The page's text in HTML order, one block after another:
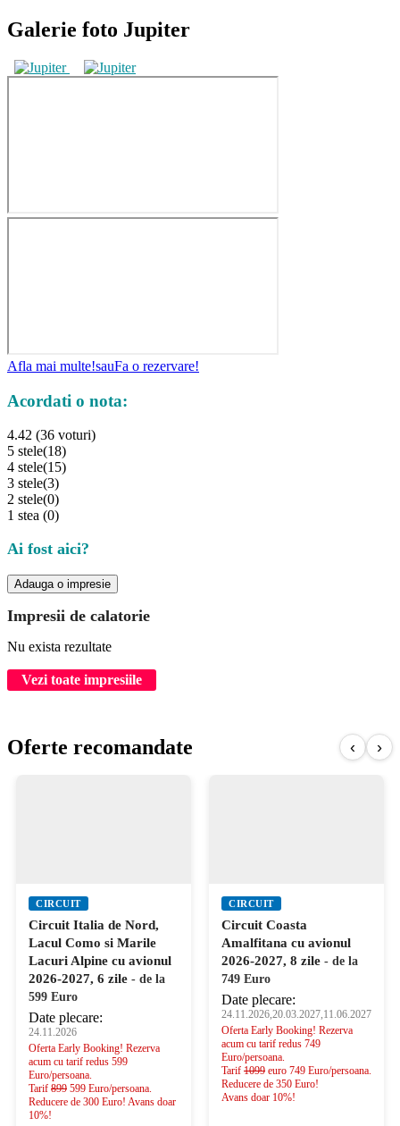
Galerie foto Jupiter
Afla mai multe!sauFa o rezervare!
Acordati o nota:
4.42 (36 voturi)
5 stele(18)
4 stele(15)
3 stele(3)
2 stele(0)
1 stea (0)
Ai fost aici?
Adauga o impresie
Impresii de calatorie
Nu exista rezultate
Vezi toate impresiile
Oferte recomandate ‹ ›
CIRCUIT
Circuit Italia de Nord,
Lacul Como si Marile
Lacuri Alpine cu avionul
2026-2027, 6 zile - de la
599 Euro
Date plecare:
24.11.2026
Oferta Early Booking! Rezerva
acum cu tarif redus 599
Euro/persoana.
Tarif 899 599 Euro/persoana.
Reducere de 300 Euro! Avans doar
10%!
CIRCUIT
Circuit Coasta
Amalfitana cu avionul
2026-2027, 8 zile - de la
749 Euro
Date plecare:
24.11.2026,20.03.2027,11.06.2027
Oferta Early Booking! Rezerva
acum cu tarif redus 749
Euro/persoana.
Tarif 1099 euro 749 Euro/persoana.
Reducere de 350 Euro!
Avans doar 10%!